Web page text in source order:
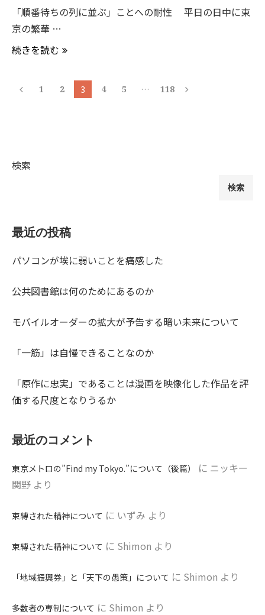
「順番待ちの列に並ぶ」ことへの耐性 平日の日中に東
京の繁華 …
続きを読む
1 2 3 4 5 … 118
検索
検索
最近の投稿
パソコンが埃に弱いことを痛感した
公共図書館は何のためにあるのか
モバイルオーダーの拡大が予告する暗い未来について
「一筋」は自慢できることなのか
「原作に忠実」であることは漫画を映像化した作品を評
価する尺度となりうるか
最近のコメント
東京メトロの”Find my Tokyo.”について（後篇） に ニッキー
関野 より
束縛された精神について に いずみ より
束縛された精神について に Shimon より
「地域振興券」と「天下の愚策」について に Shimon より
多数者の専制について に Shimon より